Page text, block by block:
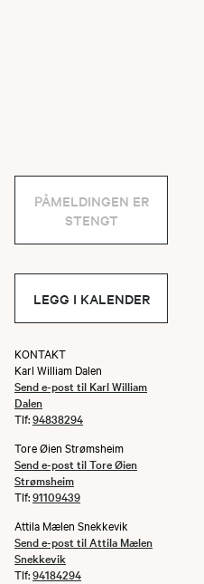
PÅMELDINGEN ER
STENGT
LEGG I KALENDER
KONTAKT
Karl William Dalen
Send e-post til Karl William
Dalen
Tlf:94838294
Tore Øien Strømsheim
Send e-post til Tore Øien
Strømsheim
Tlf:91109439
Attila Mælen Snekkevik
Send e-post til Attila Mælen
Snekkevik
Tlf:94184294